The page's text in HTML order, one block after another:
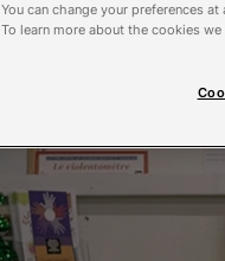
You can change your preferences
To learn more about the cookies